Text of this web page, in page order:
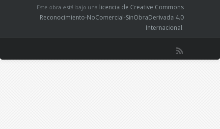
Este obra está bajo una licencia de Creative Commons
Reconocimiento-NoComercial-SinObraDerivada 4.0
Internacional